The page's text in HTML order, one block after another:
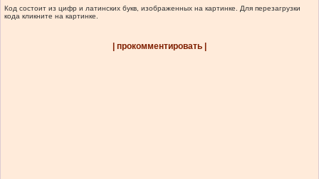
Код состоит из цифр и латинских букв, изображенных на картинке. Для перезагрузки
кода кликните на картинке.
| прокомментировать |